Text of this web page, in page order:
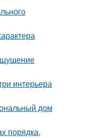
интерьера
дом
порядка,